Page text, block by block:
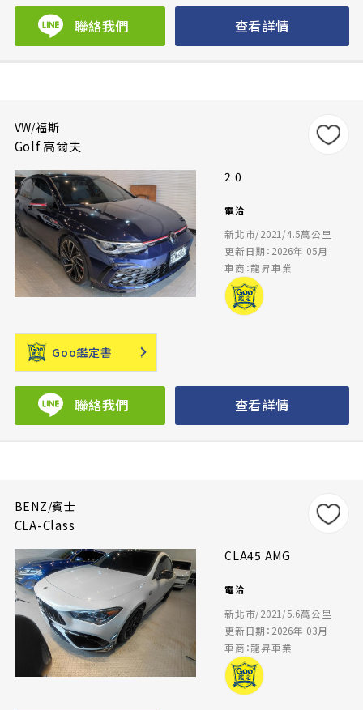
聯絡我們 查看詳情
VW/福斯
Golf 高爾夫
2.0
電洽
新北市/2021/4.5萬公里
更新日期：2026年 05月
車商：龍昇車業
Goo鑑定書
聯絡我們 查看詳情
BENZ/賓士
CLA-Class
CLA45 AMG
電洽
新北市/2021/5.6萬公里
更新日期：2026年 03月
車商：龍昇車業